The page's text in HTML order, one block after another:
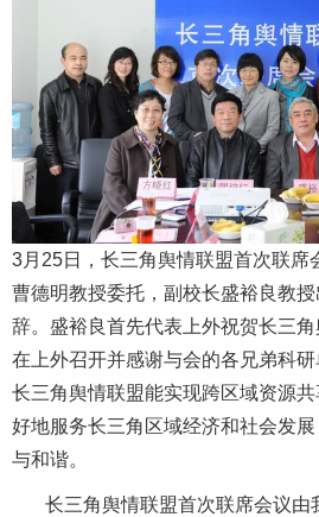
3月25日，长三角舆情联盟首次联席
曹德明教授委托，副校长盛裕良教
辞。盛裕良首先代表上外祝贺长三
在上外召开并感谢与会的各兄弟科
长三角舆情联盟能实现跨区域资源
好地服务长三角区域经济和社会发
与和谐。
长三角舆情联盟首次联席会议由